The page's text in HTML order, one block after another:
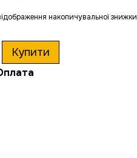
накопичувальної знижки
Купити